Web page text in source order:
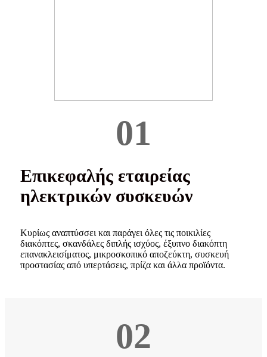
01
Επικεφαλής εταιρείας
ηλεκτρικών συσκευών
Κυρίως αναπτύσσει και παράγει όλες τις ποικιλίες
διακόπτες, σκανδάλες διπλής ισχύος, έξυπνο διακόπτη
επανακλεισίματος, μικροσκοπικό αποζεύκτη, συσκευή
προστασίας από υπερτάσεις, πρίζα και άλλα προϊόντα.
02